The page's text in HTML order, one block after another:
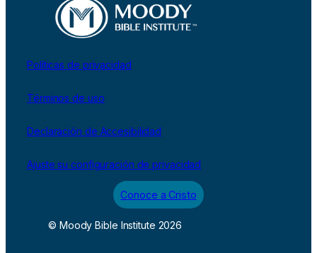
Políticas de privacidad
Términos de uso
Declaración de Accesibilidad
Ajuste su configuración de privacidad
Conoce a Cristo
© Moody Bible Institute 2026